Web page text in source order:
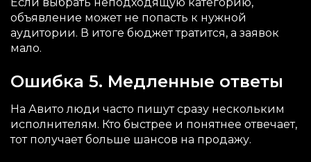
Если выбрать неподходящую категорию,
объявление может не попасть к нужной
аудитории. В итоге бюджет тратится, а заявок
мало.
Ошибка 5. Медленные ответы
На Авито люди часто пишут сразу нескольким
исполнителям. Кто быстрее и понятнее отвечает,
тот получает больше шансов на продажу.